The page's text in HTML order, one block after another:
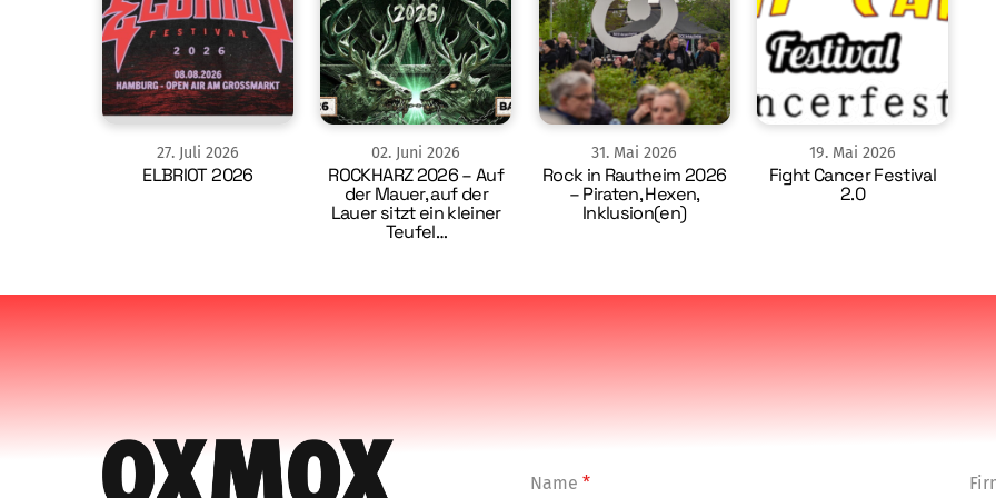
27. Juli 2026
ELBRIOT 2026
02. Juni 2026
ROCKHARZ 2026 – Auf
der Mauer, auf der
Lauer sitzt ein kleiner
Teufel…
31. Mai 2026
Rock in Rautheim 2026
– Piraten, Hexen,
Inklusion(en)
19. Mai 2026
Fight Cancer Festival
2.0
Name*